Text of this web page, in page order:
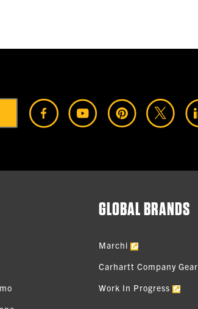
GLOBAL BRANDS
Marchi
Carhartt Company Gear
Work In Progress